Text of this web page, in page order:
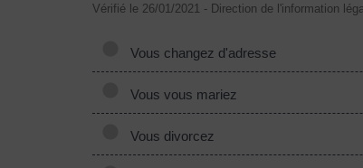
Vérifié le 26/01/2021 - Direction de l'information
Vous changez d'adresse
Vous vous mariez
Vous divorcez